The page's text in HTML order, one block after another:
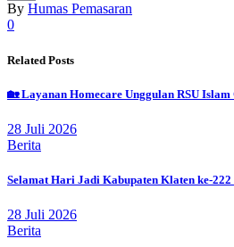
Print
By Humas Pemasaran
0
Related Posts
🏡 Layanan Homecare Unggulan RSU Islam
28 Juli 2026
Berita
Selamat Hari Jadi Kabupaten Klaten ke-
28 Juli 2026
Berita